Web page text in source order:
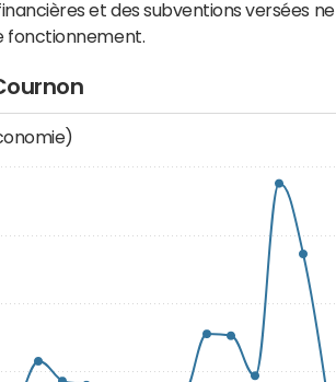
et des subventions versées ne
fonctionnement.